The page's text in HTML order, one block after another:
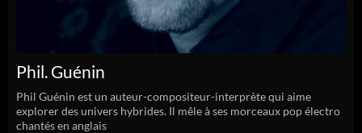
Phil. Guénin
Phil Guénin est un auteur-compositeur-interprète qui aime
explorer des univers hybrides. Il mêle à ses morceaux pop électro
chantés en anglais